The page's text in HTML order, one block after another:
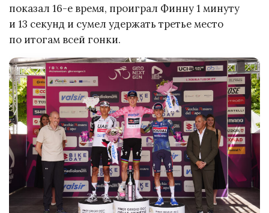
показал 16-е время, проиграл Финну 1 минуту
и 13 секунд и сумел удержать третье место
по итогам всей гонки.